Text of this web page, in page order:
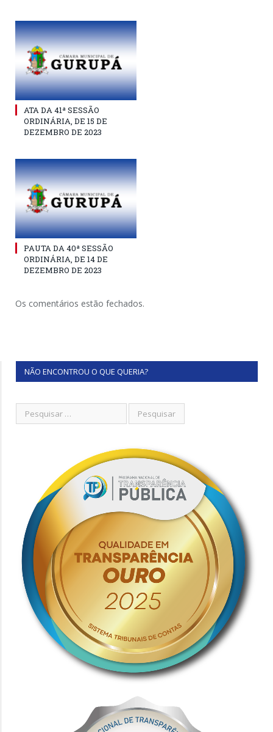
ATA DA 41ª SESSÃO
ORDINÁRIA, DE 15 DE
DEZEMBRO DE 2023
PAUTA DA 40ª SESSÃO
ORDINÁRIA, DE 14 DE
DEZEMBRO DE 2023
Os comentários estão fechados.
NÃO ENCONTROU O QUE QUERIA?